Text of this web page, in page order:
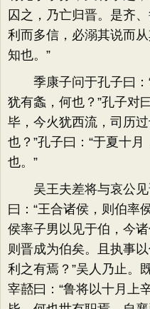
囚之，乃亡归晋。是齐
利而多信，必溺其说而
知也。”
季康子问于孔子曰：“
犹有螽，何也？”孔子对
毕，今火犹西流，司历过
也？”孔子曰：“于夏十
也。”
吴王夫差将与哀公见
曰：“王合诸侯，则伯率
侯率子男以见于伯，今
则晋成为伯矣。且执事
利之有焉？”吴人乃止。
宰嚭曰：“鲁将以十月上